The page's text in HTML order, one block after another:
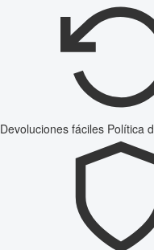
Devoluciones fáciles Política